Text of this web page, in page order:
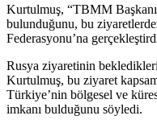
Kurtulmuş, “TBMM
bulunduğunu, bu
Federasyonu’na
Rusya ziyaretinin
Kurtulmuş, bu ziyaret
Türkiye’nin bölgesel ve
imkanı bulduğunu söyledi.